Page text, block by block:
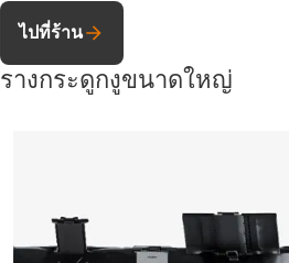
รางกระดูกงูขนาดใหญ่
ไปที่ร้าน